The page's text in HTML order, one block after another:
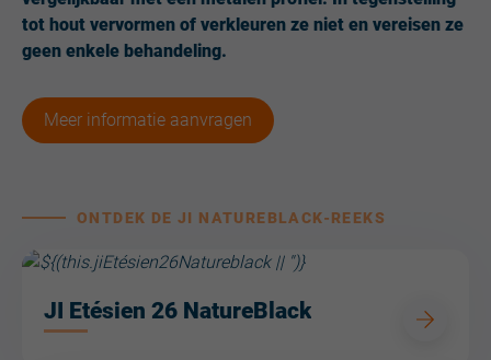
tot hout vervormen of verkleuren ze niet en vereisen ze
geen enkele behandeling.
Meer informatie aanvragen
ONTDEK DE JI NATUREBLACK-REEKS
JI Etésien 26 NatureBlack